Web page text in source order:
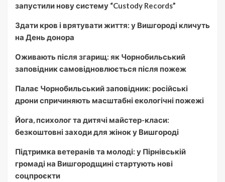
запустили нову систему “Custody Records”
Здати кров і врятувати життя: у Вишгороді кличуть
на День донора
Оживають після згарищ: як Чорнобильський
заповідник самовідновлюється після пожеж
Палає Чорнобильський заповідник: російські
дрони спричиняють масштабні екологічні пожежі
Йога, психолог та дитячі майстер-класи:
безкоштовні заходи для жінок у Вишгороді
Підтримка ветеранів та молоді: у Пірнівській
громаді на Вишгородщині стартують нові
соцпроєкти